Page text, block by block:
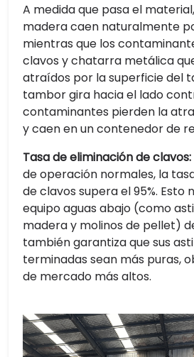
A medida que pasa el
madera caen naturalmente
mientras que los
clavos y chatarra metálica
atraídos por la superficie del
tambor gira hacia el lado
contaminantes pierden la
y caen en un contenedor de
Tasa de eliminación de clavos:
de operación normales, la
de clavos supera el 95%. Esto
equipo aguas abajo (como
madera y molinos de pellet)
también garantiza que sus
terminadas sean más puras,
de mercado más altos.